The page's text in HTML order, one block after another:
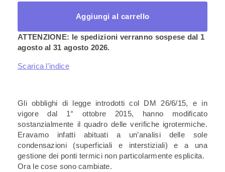
e
quantità
Aggiungi al carrello
ATTENZIONE: le spedizioni verranno sospese dal 1
agosto al 31 agosto 2026.
Scarica l'indice
Gli obblighi di legge introdotti col DM 26/6/15, e in
vigore dal 1° ottobre 2015, hanno modificato
sostanzialmente il quadro delle verifiche igrotermiche.
Eravamo infatti abituati a un’analisi delle sole
condensazioni (superficiali e interstiziali) e a una
gestione dei ponti termici non particolarmente esplicita.
Ora le cose sono cambiate.